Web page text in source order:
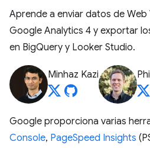
Aprende a enviar datos de
Google Analytics 4 y exportar
en BigQuery y Looker Studio.
Minhaz Kazi
Google proporciona varias
Console, PageSpeed Insights